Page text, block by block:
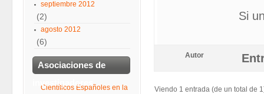
Si
Autor
Viendo 1 entrada (de un total de
septiembre 2012
(2)
agosto 2012
(6)
Asociaciones de
investigadores
Científicos Españoles en la